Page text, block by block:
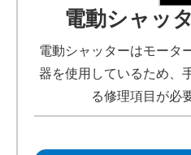
電動シャッ
電動シャッターはモータ
器を使用しているため、
る修理項目が必